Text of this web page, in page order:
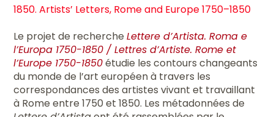
1850. Artists’ Letters, Rome and Europe 1750–1850
Le projet de rechercheLettere d’Artista. Roma e
l’Europa 1750-1850 / Lettres d’Artiste. Rome et
l’Europe 1750-1850étudie les contours changeants
du monde de l’art européen à travers les
correspondances des artistes vivant et travaillant
à Rome entre 1750 et 1850. Les métadonnées de